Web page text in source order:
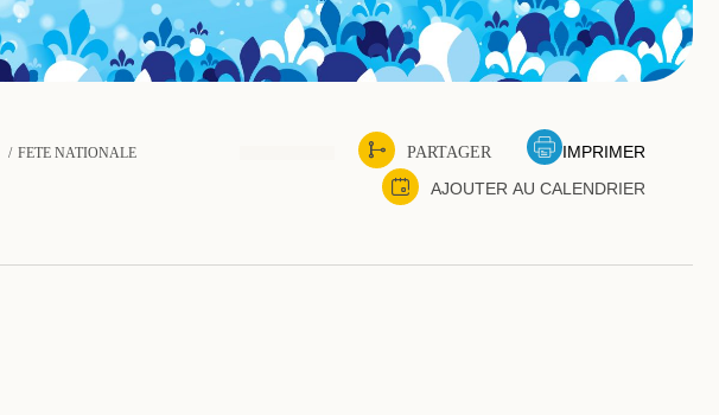
FÊTE NATIONALE PARTAGER
IMPRIMER
AJOUTER AU CALENDRIER